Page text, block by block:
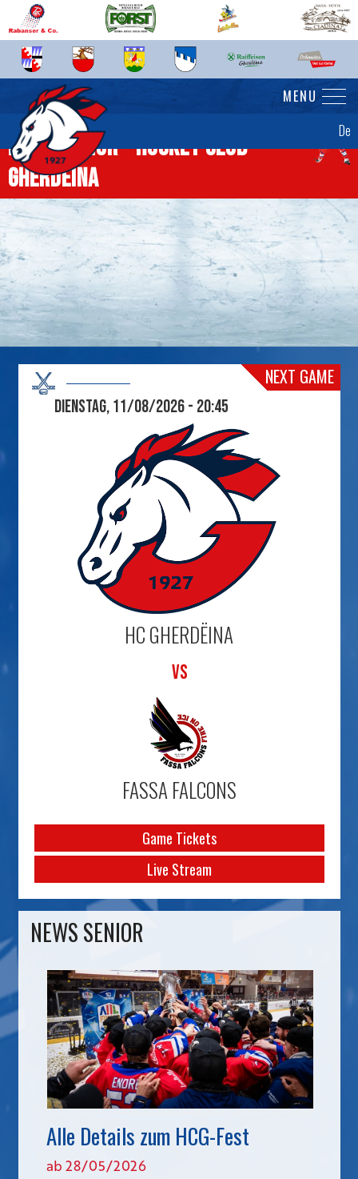
De
MENU
News Senior - Hockey Club
Gherdëina
NEXT GAME
Dienstag, 11/08/2026 - 20:45
HC GHERDËINA
VS
FASSA FALCONS
Game Tickets
Live Stream
NEWS SENIOR
Alle Details zum HCG-Fest
ab 28/05/2026